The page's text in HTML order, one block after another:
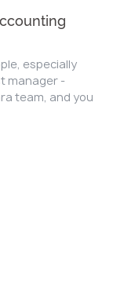
especially
manager -
team, and you